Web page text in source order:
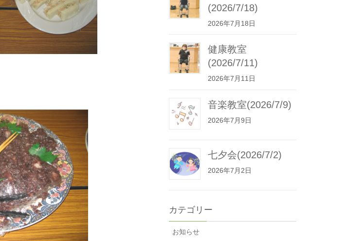
(2026/7/18)
2026年7月18日
健康教室
(2026/7/11)
2026年7月11日
音楽教室(2026/7/9)
2026年7月9日
七夕会(2026/7/2)
2026年7月2日
カテゴリー
お知らせ